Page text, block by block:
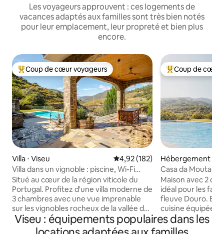
Les voyageurs approuvent : ces logements de
vacances adaptés aux familles sont très bien notés
pour leur emplacement, leur propreté et bien plus
encore.
Coups de cœur voyageurs les plus appréciés
Coup de cœur voyageurs
Villa ⋅ Viseu Évaluation moyenne sur la
4,92 (182)
Villa dans un vignoble : piscine, Wi-Fi
rapide, dans le Douro central
Situé au cœur de la région viticole du
Portugal. Profitez d'une villa moderne de
3 chambres avec une vue imprenable
sur les vignobles rocheux de la vallée du
Douro. Rafraîchissez-vous avec la
piscine naturelle fraîche et la douche
Coups de cœur
Coup de cœur
Hébergement ⋅
do Douro
Casa da Mouta -
Maison avec 2
idéal pour les
fleuve Douro.
cuisine équipée,
PlayStation et
repas et les
Viseu : équipements populaires dans les